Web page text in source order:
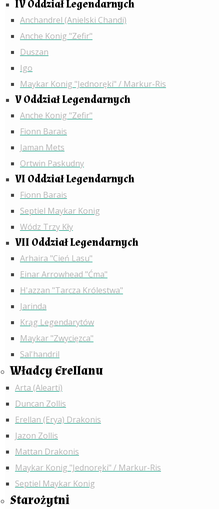
IV Oddział Legendarnych
Anchandrel (Anielski Chandi)
Anche Konig "Zefir"
Duszan
Igo
Maykar Konig "Jednoręki" / Markur-Ris
V Oddział Legendarnych
Anche Konig "Zefir"
Fionn Barais
Jaman Mets
Ortwin Paskudny
VI Oddział Legendarnych
Fionn Barais
Septiel Maykar Konig
Wódz Trzy Kły
VII Oddział Legendarnych
Arhaira "Cień Lasu"
Einar Arrowhead "Ćma"
H'azzan "Tarcza Królestwa"
Jarinda
Krąg Legendarytów
Maykar "Zwycięzca"
Sal'handril
Władcy Erellanu
Arta (Alearti)
Duncan Zollis
Erellan (Erya) Drakonis
Jazon Zollis
Mattan Drakonis
Maykar Konig "Jednoręki" / Markur-Ris
Septiel Maykar Konig
Starożytni